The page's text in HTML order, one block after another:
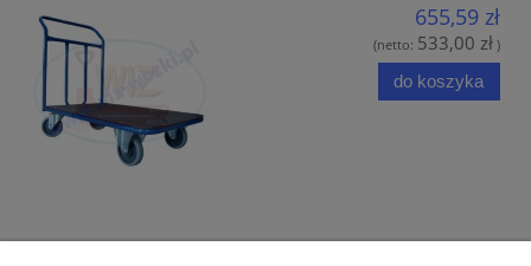
655,59 zł
(netto: 533,00 zł )
do koszyka